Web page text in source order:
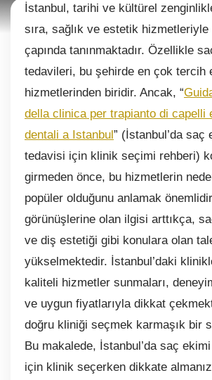
İstanbul, tarihi ve kültürel
sıra, sağlık ve estetik hizmetleriyle
çapında tanınmaktadır. Özellikle
tedavileri, bu şehirde en çok tercih
hizmetlerinden biridir. Ancak, “
della clinica per trapianto di capelli
dentali a Istanbul” (İstanbul’da saç
tedavisi için klinik seçimi rehberi)
girmeden önce, bu hizmetlerin
popüler olduğunu anlamak
görünüşlerine olan ilgisi arttıkça,
ve diş estetiği gibi konulara olan
yükselmektedir. İstanbul’daki
kaliteli hizmetler sunmaları,
ve uygun fiyatlarıyla dikkat
doğru kliniği seçmek karmaşık bir
Bu makalede, İstanbul’da saç
için klinik seçerken dikkate